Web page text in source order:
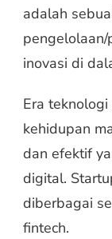
adalah
pengelolaan/
inovasi di
Era
kehidupan
dan efektif
digital.
diberbagai
fintech.